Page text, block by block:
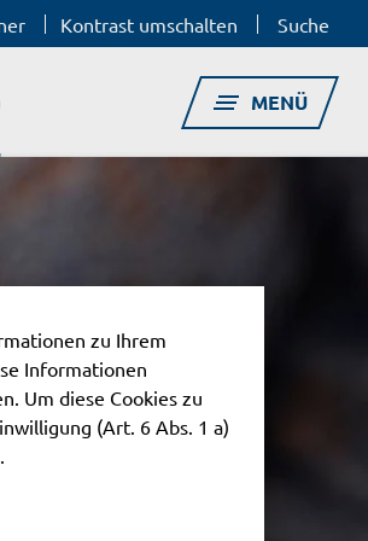
Kontrast umschalten Suche
MENÜ
zu Ihrem
Informationen
Um diese Cookies zu
(Art. 6 Abs. 1 a)